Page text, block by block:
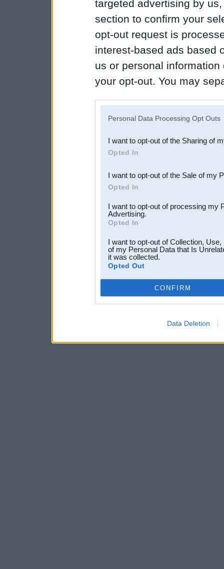
targeted advertising by
section to confirm your
opt-out request is
interest-based ads based
us or personal
your opt-out. You may
Downstream Participants
third parties.
Personal Data Processing Opt Outs
I want to opt-out of the Sharing of
Opted In
I want to opt-out of the Sale of my
Opted In
I want to opt-out of processing my
Advertising.
Opted In
I want to opt-out of Collection,
of my Personal Data that Is
it was collected.
Opted Out
CONFIRM
Data Deletion